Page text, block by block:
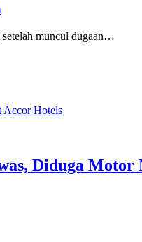
setelah muncul dugaan…
Diduga Motor